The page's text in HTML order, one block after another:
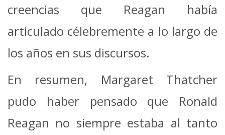
creencias que Reagan había
articulado célebremente a lo largo de
los años en sus discursos.
En resumen, Margaret Thatcher
pudo haber pensado que Ronald
Reagan no siempre estaba al tanto